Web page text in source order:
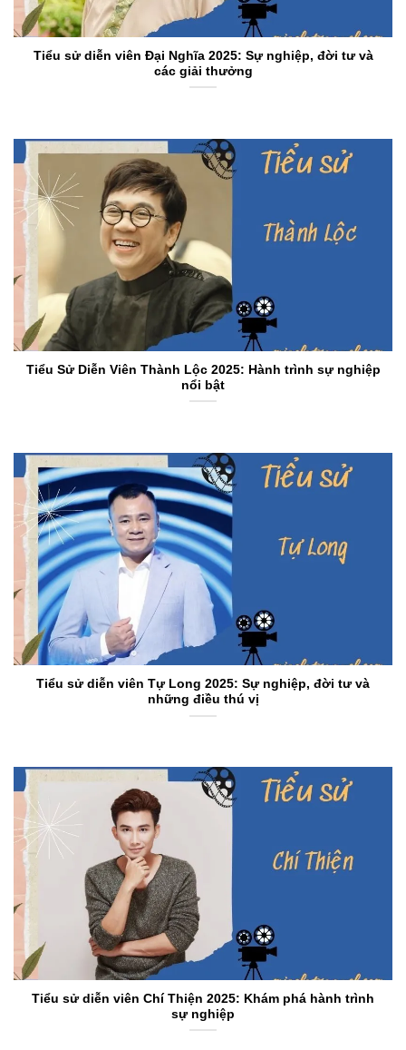
Tiểu sử diễn viên Đại Nghĩa 2025: Sự nghiệp, đời tư và
các giải thưởng
Tiểu Sử Diễn Viên Thành Lộc 2025: Hành trình sự nghiệp
nổi bật
Tiểu sử diễn viên Tự Long 2025: Sự nghiệp, đời tư và
những điều thú vị
Tiểu sử diễn viên Chí Thiện 2025: Khám phá hành trình
sự nghiệp